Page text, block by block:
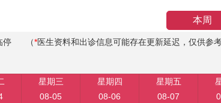
本周
停 （*医生资料和出诊信息可能存在更新延迟，仅供参
星期三
08-05
星期四
08-06
星期五
08-07